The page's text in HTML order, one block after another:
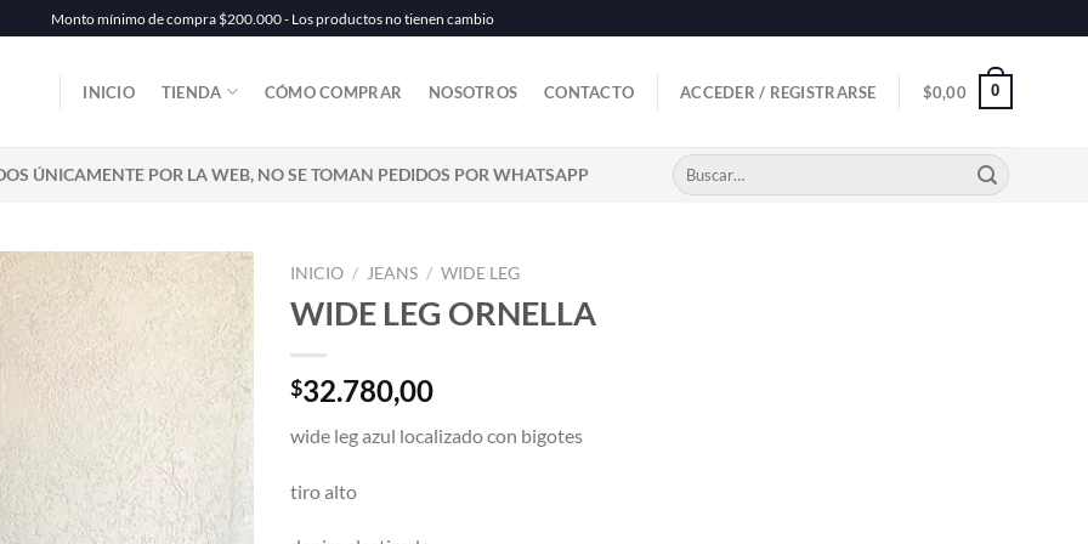
Monto mínimo de compra $200.000 - Los productos no tienen cambio
INICIO TIENDA CÓMO COMPRAR NOSOTROS CONTACTO ACCEDER / REGISTRARSE $0,00 0
ÚNICAMENTE POR LA WEB, NO SE TOMAN PEDIDOS POR WHATSAPP
Buscar
por:
INICIO / JEANS / WIDE LEG
WIDE LEG ORNELLA
$32.780,00
wide leg azul localizado con bigotes
tiro alto